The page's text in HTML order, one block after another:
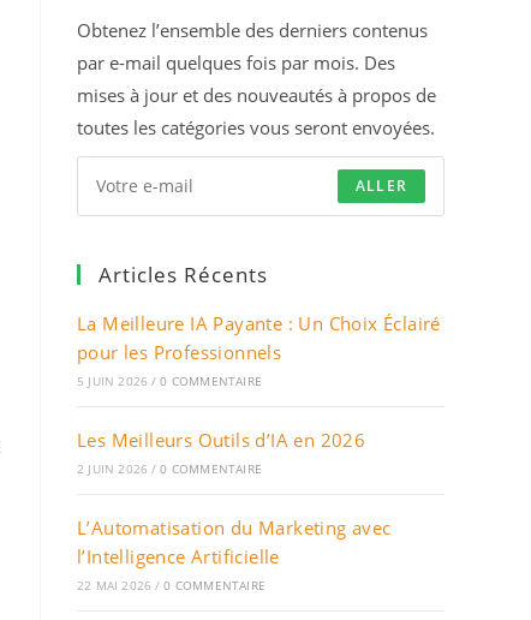
Obtenez l’ensemble des derniers contenus
par e-mail quelques fois par mois. Des
mises à jour et des nouveautés à propos de
toutes les catégories vous seront envoyées.
ALLER
Articles Récents
La Meilleure IA Payante : Un Choix Éclairé
pour les Professionnels
5 JUIN 2026 / 0 COMMENTAIRE
Les Meilleurs Outils d’IA en 2026
2 JUIN 2026 / 0 COMMENTAIRE
L’Automatisation du Marketing avec
l’Intelligence Artificielle
22 MAI 2026 / 0 COMMENTAIRE